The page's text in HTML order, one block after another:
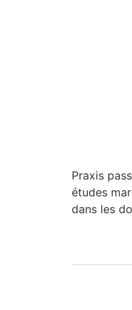
Praxis
études
dans les